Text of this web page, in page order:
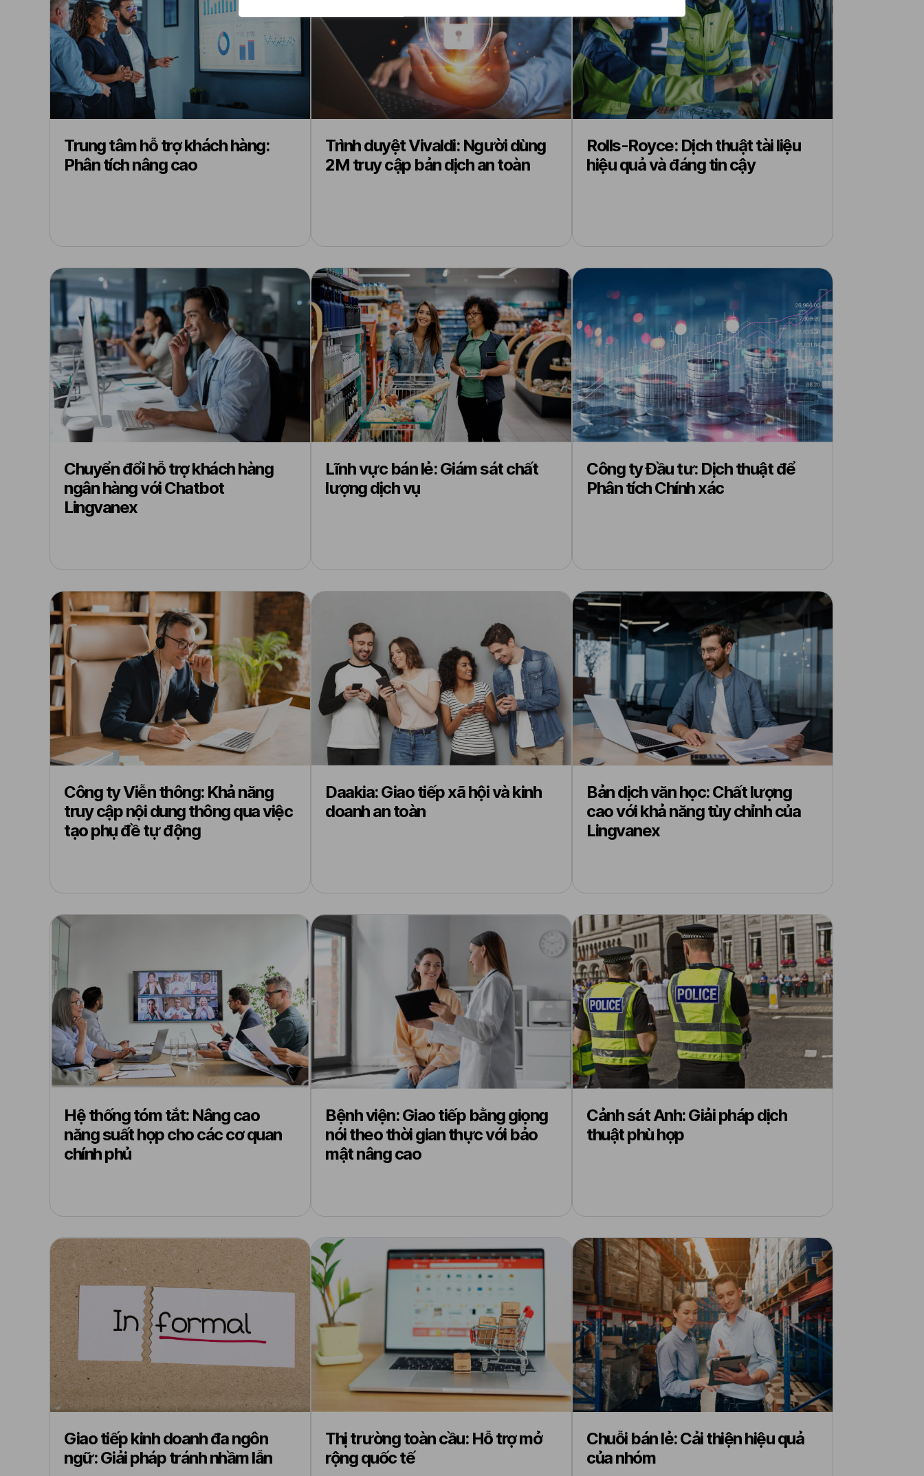
Trung tâm hỗ trợ khách hàng:
Phân tích nâng cao
Trình duyệt Vivaldi: Người dùng
2M truy cập bản dịch an toàn
Rolls-Royce: Dịch thuật tài liệu
hiệu quả và đáng tin cậy
Chuyển đổi hỗ trợ khách hàng
ngân hàng với Chatbot
Lingvanex
Lĩnh vực bán lẻ: Giám sát chất
lượng dịch vụ
Công ty Đầu tư: Dịch thuật để
Phân tích Chính xác
Công ty Viễn thông: Khả năng
truy cập nội dung thông qua việc
tạo phụ đề tự động
Daakia: Giao tiếp xã hội và kinh
doanh an toàn
Bản dịch văn học: Chất lượng
cao với khả năng tùy chỉnh của
Lingvanex
Hệ thống tóm tắt: Nâng cao
năng suất họp cho các cơ quan
chính phủ
Bệnh viện: Giao tiếp bằng giọng
nói theo thời gian thực với bảo
mật nâng cao
Cảnh sát Anh: Giải pháp dịch
thuật phù hợp
Giao tiếp kinh doanh đa ngôn
ngữ: Giải pháp tránh nhầm lẫn
Thị trường toàn cầu: Hỗ trợ mở
rộng quốc tế
Chuỗi bán lẻ: Cải thiện hiệu quả
của nhóm